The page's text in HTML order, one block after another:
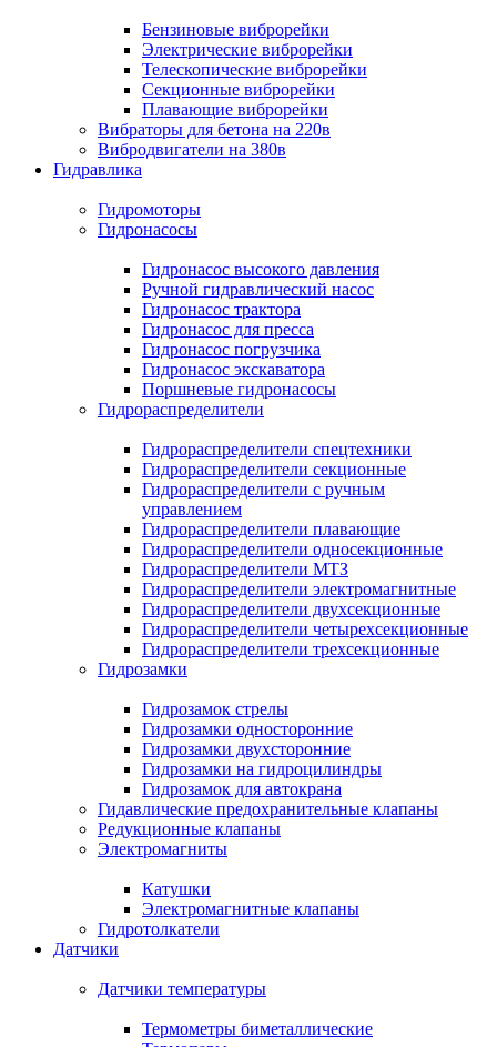
Бензиновые виброрейки
Электрические виброрейки
Телескопические виброрейки
Секционные виброрейки
Плавающие виброрейки
Вибраторы для бетона на 220в
Вибродвигатели на 380в
Гидравлика
Гидромоторы
Гидронасосы
Гидронасос высокого давления
Ручной гидравлический насос
Гидронасос трактора
Гидронасос для пресса
Гидронасос погрузчика
Гидронасос экскаватора
Поршневые гидронасосы
Гидрораспределители
Гидрораспределители спецтехники
Гидрораспределители секционные
Гидрораспределители с ручным
управлением
Гидрораспределители плавающие
Гидрораспределители односекционные
Гидрораспределители МТЗ
Гидрораспределители электромагнитные
Гидрораспределители двухсекционные
Гидрораспределители четырехсекционные
Гидрораспределители трехсекционные
Гидрозамки
Гидрозамок стрелы
Гидрозамки односторонние
Гидрозамки двухсторонние
Гидрозамки на гидроцилиндры
Гидрозамок для автокрана
Гидавлические предохранительные клапаны
Редукционные клапаны
Электромагниты
Катушки
Электромагнитные клапаны
Гидротолкатели
Датчики
Датчики температуры
Термометры биметаллические